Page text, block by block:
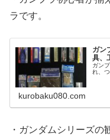
ラです。
ガン
具、
ガン
れ、
kurobaku080.com
・ガンダムシリーズ